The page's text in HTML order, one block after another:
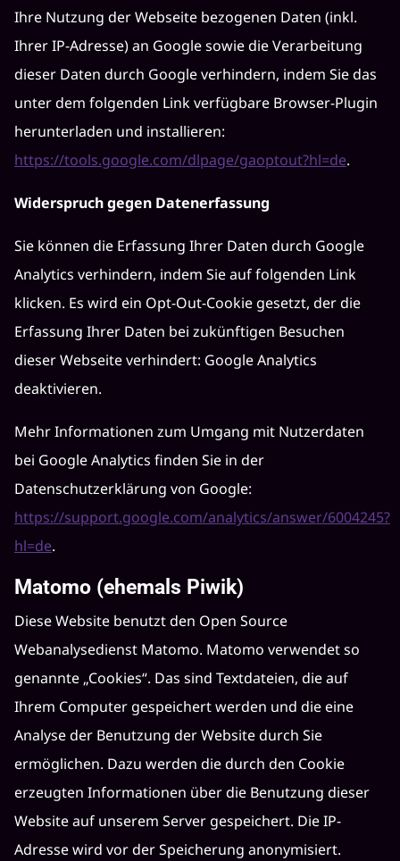
Ihre Nutzung der Webseite bezogenen Daten (inkl.
Ihrer IP-Adresse) an Google sowie die Verarbeitung
dieser Daten durch Google verhindern, indem Sie das
unter dem folgenden Link verfügbare Browser-Plugin
herunterladen und installieren:
https://tools.google.com/dlpage/gaoptout?hl=de.
Widerspruch gegen Datenerfassung
Sie können die Erfassung Ihrer Daten durch Google
Analytics verhindern, indem Sie auf folgenden Link
klicken. Es wird ein Opt-Out-Cookie gesetzt, der die
Erfassung Ihrer Daten bei zukünftigen Besuchen
dieser Webseite verhindert: Google Analytics
deaktivieren.
Mehr Informationen zum Umgang mit Nutzerdaten
bei Google Analytics finden Sie in der
Datenschutzerklärung von Google:
https://support.google.com/analytics/answer/6004245?
hl=de.
Matomo (ehemals Piwik)
Diese Website benutzt den Open Source
Webanalysedienst Matomo. Matomo verwendet so
genannte „Cookies“. Das sind Textdateien, die auf
Ihrem Computer gespeichert werden und die eine
Analyse der Benutzung der Website durch Sie
ermöglichen. Dazu werden die durch den Cookie
erzeugten Informationen über die Benutzung dieser
Website auf unserem Server gespeichert. Die IP-
Adresse wird vor der Speicherung anonymisiert.